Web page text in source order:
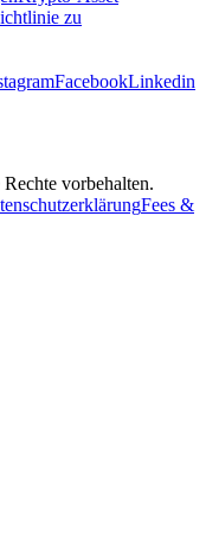
zu
FacebookLinkedin
vorbehalten.
Fees &